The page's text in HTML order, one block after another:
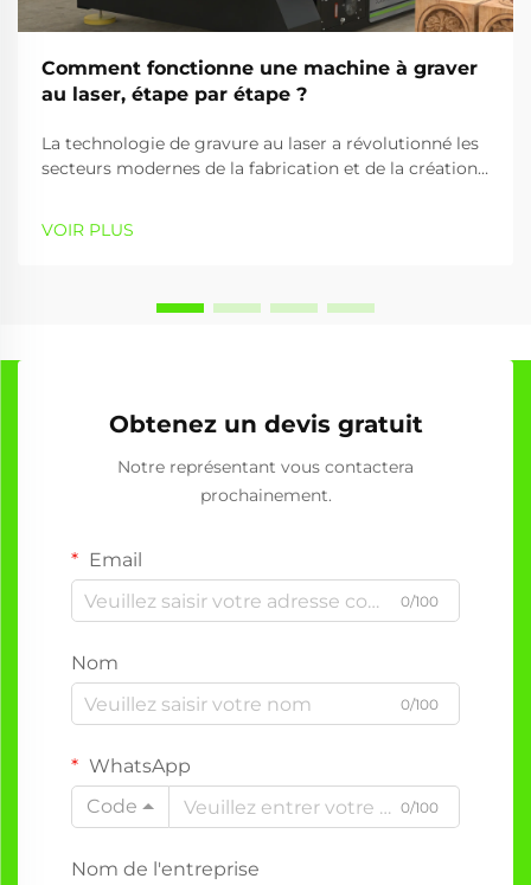
Comment fonctionne une machine à graver
au laser, étape par étape ?
La technologie de gravure au laser a révolutionné les
secteurs modernes de la fabrication et de la création
graver utilise des faisceaux laser focalisés pour créer
VOIR PLUS
Obtenez un devis gratuit
Notre représentant vous contactera
prochainement.
Email
0/100
Nom
0/100
WhatsApp
Code
0/100
Nom de l'entreprise